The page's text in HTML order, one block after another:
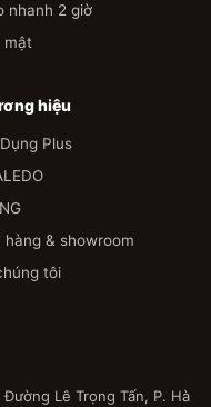
nhanh 2 giờ
mật
hiệu
Plus
hàng & showroom
tôi
Lê Trọng Tấn, P. Hà